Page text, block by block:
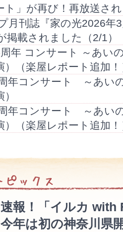
」が再び！再放送さ
月刊誌『家の光2026年
掲載されました（2/1）
年 コンサート ～あい
）（楽屋レポート追加
年コンサート ～あい
年コンサート ～あい
）（楽屋レポート追加
速報！「イルカ with
今年は初の神奈川県